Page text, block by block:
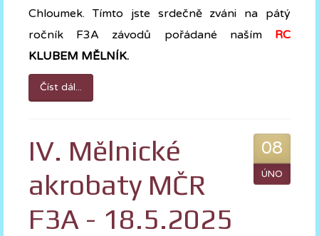
Chloumek. Tímto jste srdečně zváni na pátý
ročník F3A závodů pořádané naším RC
KLUBEM MĚLNÍK.
Číst dál...
08
ÚNO
IV. Mělnické
akrobaty MČR
F3A - 18.5.2025